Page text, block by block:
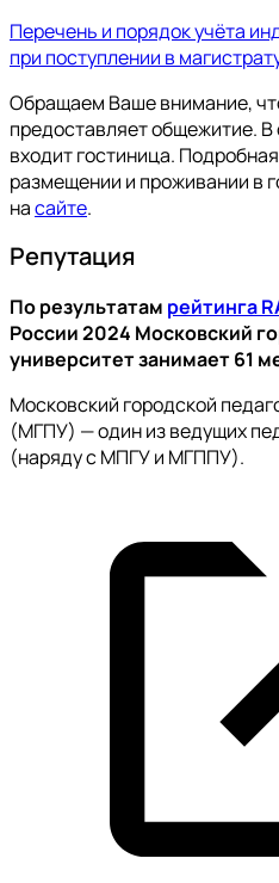
Перечень и порядок учёта
при поступлении в
Обращаем Ваше внимание,
предоставляет общежитие. В
входит гостиница.
размещении и проживании в
насайте.
Репутация
По результатам рейтинга
России 2024 Московский
университет занимает 61
Московский городской
(МГПУ) — один из ведущих
(наряду с МПГУ и МГППУ).